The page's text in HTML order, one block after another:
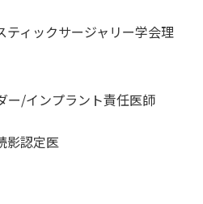
ティックサージャリー学会理
ー/インプラント責任医師
影認定医